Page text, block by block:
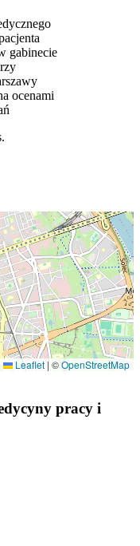
gabinecie
ocenami
Leaflet | ©OpenStreetMap
pracy i